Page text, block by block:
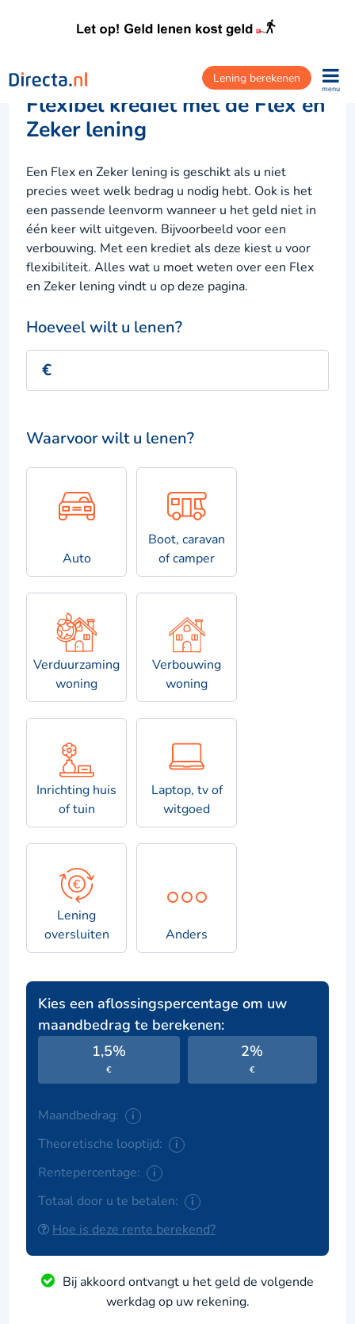
Lening berekenen
menu
Flexibel krediet met de Flex en
Zeker lening
Een Flex en Zeker lening is geschikt als u niet
precies weet welk bedrag u nodig hebt. Ook is het
een passende leenvorm wanneer u het geld niet in
één keer wilt uitgeven. Bijvoorbeeld voor een
verbouwing. Met een krediet als deze kiest u voor
flexibiliteit. Alles wat u moet weten over een Flex
en Zeker lening vindt u op deze pagina.
Hoeveel wilt u lenen?
Waarvoor wilt u lenen?
Auto
Boot, caravan
of camper
Verduurzaming
woning
Verbouwing
woning
Inrichting huis
of tuin
Laptop, tv of
witgoed
Lening
oversluiten
Anders
Kies een aflossingspercentage om uw
maandbedrag te berekenen:
1,5%
€
2%
€
Maandbedrag: i
Theoretische looptijd: i
Rentepercentage: i
Totaal door u te betalen: i
Hoe is deze rente berekend?
Bij akkoord ontvangt u het geld de volgende
werkdag op uw rekening.